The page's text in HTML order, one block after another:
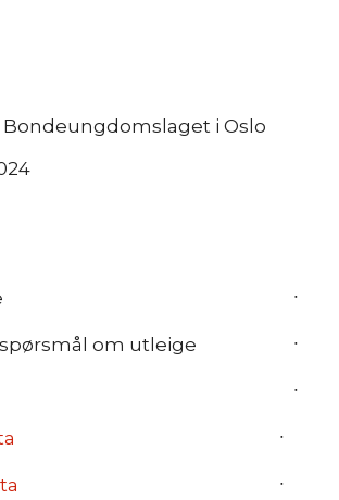
Bondeungdomslaget i Oslo
om utleige